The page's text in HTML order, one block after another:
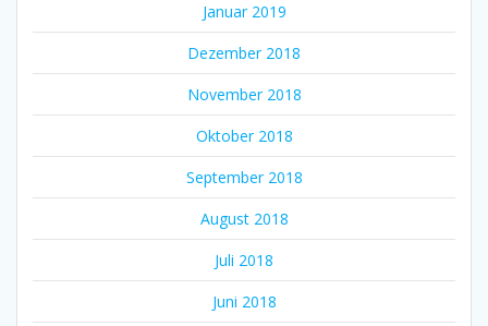
Januar 2019
Dezember 2018
November 2018
Oktober 2018
September 2018
August 2018
Juli 2018
Juni 2018